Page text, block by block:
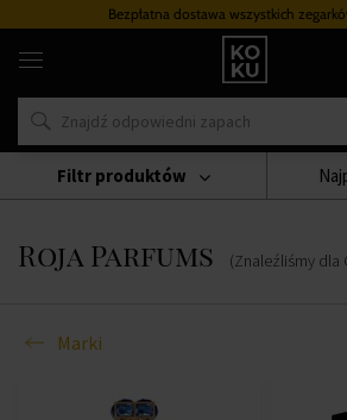
Bezpłatna dostawa wszystkich
Oryginalne
perfumy
zegarki
w
miejscu
Marki
Roja Parfums
Roja Parfums (Znaleźliśmy dla
Marki
Filtr produktów